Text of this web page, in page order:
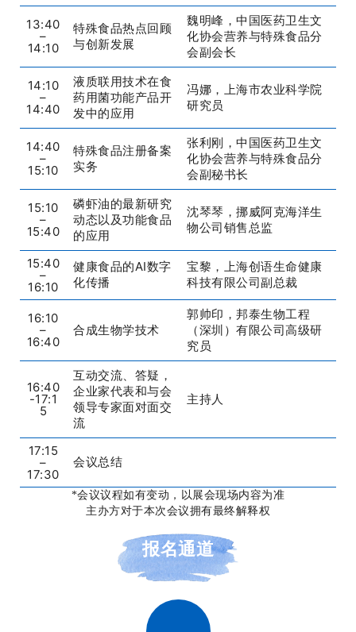
13:40
–
14:10
特殊食品热点回顾
与创新发展
魏明峰，中国医药卫生文
化协会营养与特殊食品分
会副会长
14:10
–
14:40
液质联用技术在食
药用菌功能产品开
发中的应用
冯娜，上海市农业科学院
研究员
14:40
–
15:10
特殊食品注册备案
实务
张利刚，中国医药卫生文
化协会营养与特殊食品分
会副秘书长
15:10
–
15:40
磷虾油的最新研究
动态以及功能食品
的应用
沈琴琴，挪威阿克海洋生
物公司销售总监
15:40
–
16:10
健康食品的AI数字
化传播
宝黎，上海创语生命健康
科技有限公司副总裁
16:10
–
16:40
合成生物学技术
郭帅印，邦泰生物工程
（深圳）有限公司高级研
究员
16:40
-17:1
5
互动交流、答疑，
企业家代表和与会
领导专家面对面交
流
主持人
17:15
–
17:30
会议总结
*会议议程如有变动，以展会现场内容为准
主办方对于本次会议拥有最终解释权
报名通道